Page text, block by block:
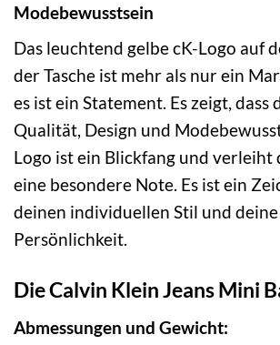
Modebewusstsein
Das leuchtend gelbe cK-Logo auf
der Tasche ist mehr als nur ein
es ist ein Statement. Es zeigt, dass
Qualität, Design und
Logo ist ein Blickfang und verleiht
eine besondere Note. Es ist ein
deinen individuellen Stil und deine
Persönlichkeit.
Die Calvin Klein Jeans Mini
Abmessungen und Gewicht: